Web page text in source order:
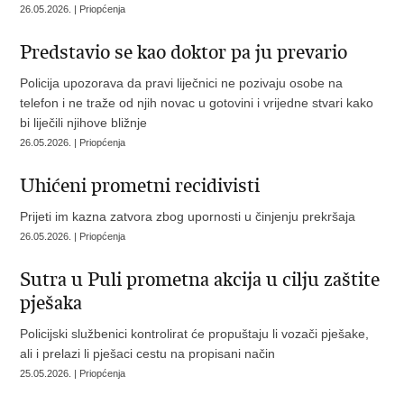
26.05.2026. | Priopćenja
Predstavio se kao doktor pa ju prevario
Policija upozorava da pravi liječnici ne pozivaju osobe na
telefon i ne traže od njih novac u gotovini i vrijedne stvari kako
bi liječili njihove bližnje
26.05.2026. | Priopćenja
Uhićeni prometni recidivisti
Prijeti im kazna zatvora zbog upornosti u činjenju prekršaja
26.05.2026. | Priopćenja
Sutra u Puli prometna akcija u cilju zaštite
pješaka
Policijski službenici kontrolirat će propuštaju li vozači pješake,
ali i prelazi li pješaci cestu na propisani način
25.05.2026. | Priopćenja